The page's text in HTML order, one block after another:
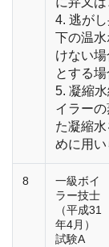
4. 逃が
下の温
けない
とする場
5. 凝縮
イラー
た凝縮
めに用い
8
一級ボイ
ラー技士
（平成31
年4月）
試験A